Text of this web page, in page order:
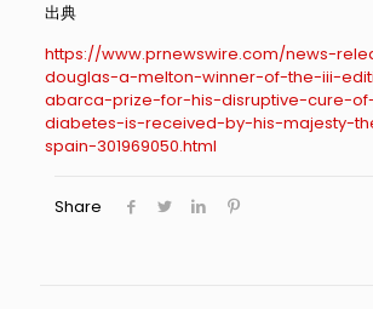
出典
https://www.prnewswire.com/news-
douglas-a-melton-winner-of-the-iii-
abarca-prize-for-his-disruptive-cure-
diabetes-is-received-by-his-majesty-
spain-301969050.html
Share